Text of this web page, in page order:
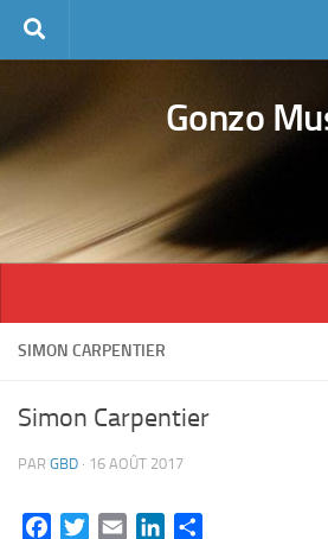
Skip to content
Gonzo
SIMON CARPENTIER
Simon Carpentier
PAR GBD · 16 AOÛT 2017
FacebookTwitterEmail LinkedIn